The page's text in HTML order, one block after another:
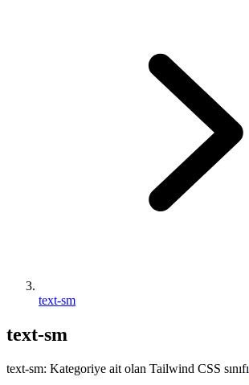
text-sm
text-sm
text-sm: Kategoriye ait olan Tailwind CSS sınıfı